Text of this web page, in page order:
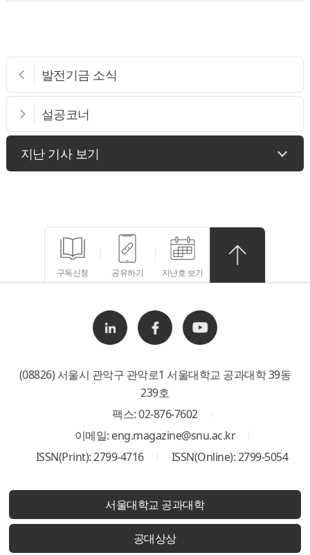
발전기금 소식
설공코너
지난 기사 보기
구독신청 공유하기 지난호 보기
(08826) 서울시 관악구 관악로1 서울대학교 공과대학 39동
239호
팩스: 02-876-7602
이메일: eng.magazine@snu.ac.kr
ISSN(Print): 2799-4716
ISSN(Online): 2799-5054
서울대학교 공과대학
공대상상